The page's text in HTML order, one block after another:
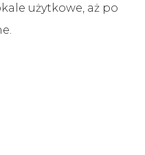
użytkowe, aż po